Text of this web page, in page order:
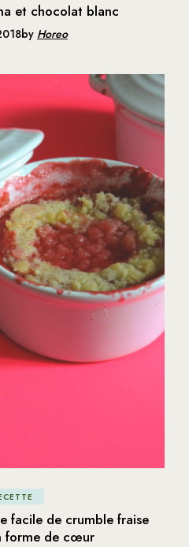
et chocolat blanc
by Horeo
facile de crumble fraise
forme de cœur